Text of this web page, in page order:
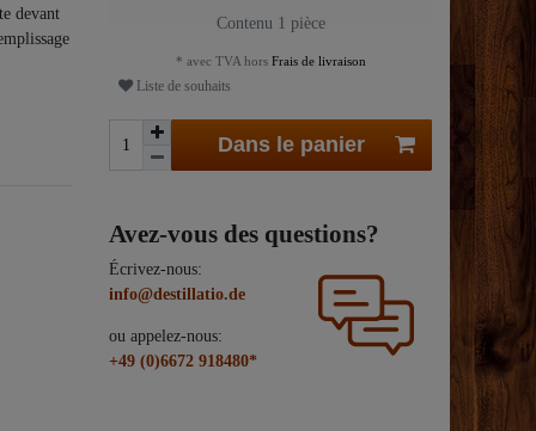
devant
Contenu 1 pièce
* avec TVA horsFrais de livraison
Liste de souhaits
Dans le panier
Avez-vous des questions?
Écrivez-nous:
info@destillatio.de
ou appelez-nous:
+49 (0)6672 918480*